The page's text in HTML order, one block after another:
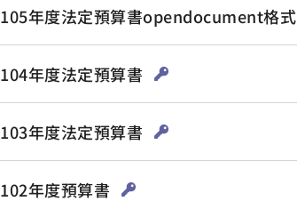
105年度法定預算書opendocument格式
104年度法定預算書
103年度法定預算書
102年度預算書